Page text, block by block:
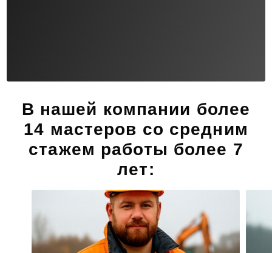
В нашей компании более
14 мастеров со средним
стажем работы более 7
лет: